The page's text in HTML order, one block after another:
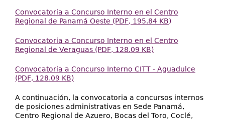
Convocatoria a Concurso Interno en el Centro
Regional de Panamá Oeste (PDF, 195.84 KB)
Convocatoria a Concurso Interno en el Centro
Regional de Veraguas (PDF, 128.09 KB)
Convocatoria a Concurso Interno CITT - Aguadulce
(PDF, 128.09 KB)
A continuación, la convocatoria a concursos internos
de posiciones administrativas en Sede Panamá,
Centro Regional de Azuero, Bocas del Toro, Coclé,